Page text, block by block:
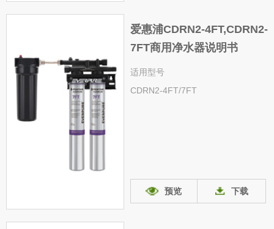
爱惠浦CDRN2-4FT,CDRN2-
7FT商用净水器说明书
适用型号
CDRN2-4FT/7FT
预览 下载